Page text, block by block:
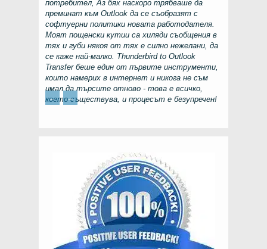
потребител, Аз бях наскоро трябваше да
преминат към Outlook да се съобразят с
софтуерни политики новата работодателя.
Моят пощенски кутии са хиляди съобщения в
тях и губи някоя от тях е силно нежелани, да
се каже най-малко. Thunderbird to Outlook
Transferбеше един от първите инструменти,
които намерих в интернет и никога не съм
имал да търсите отново - това е всичко,
което съществува, и процесът е безупречен!
← →